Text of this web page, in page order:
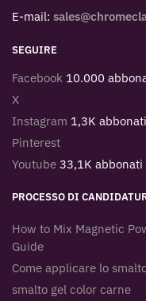
E-mail:
SEGUIRE
Facebook 10.000
X
Instagram 1,3K abbonati
Pinterest
Youtube 33,1K abbonati
PROCESSO DI
How to Mix Magnetic
Guide
Come applicare lo
smalto gel color carne